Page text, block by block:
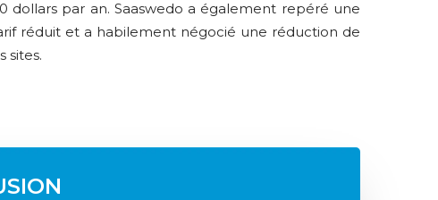
par an. Saaswedo a également repéré une
réduit et a habilement négocié une réduction de
sites.